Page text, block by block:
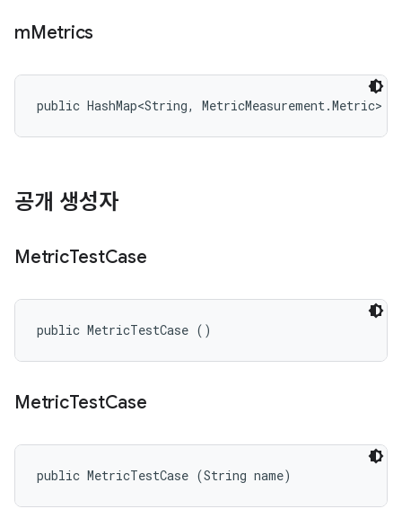
mMetrics
public HashMap<String, MetricMeasurement.Metric>
공개 생성자
MetricTestCase
public MetricTestCase ()
MetricTestCase
public MetricTestCase (String name)